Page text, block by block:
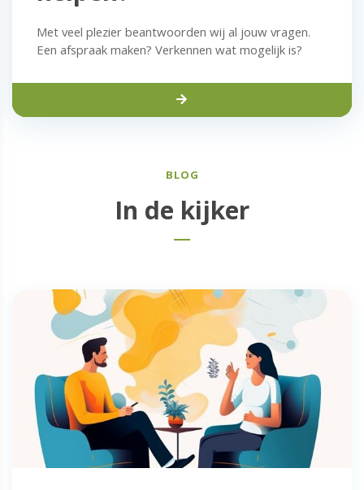
Met veel plezier beantwoorden wij al jouw vragen.
Een afspraak maken? Verkennen wat mogelijk is?
BLOG
In de kijker